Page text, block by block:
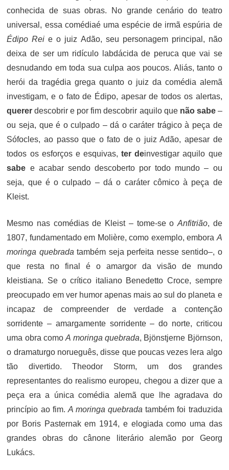
conhecida de suas obras. No grande cenário do teatro
universal, essa comédiaé uma espécie de irmã espúria de
Édipo Rei e o juiz Adão, seu personagem principal, não
deixa de ser um ridículo labdácida de peruca que vai se
desnudando em toda sua culpa aos poucos. Aliás, tanto o
herói da tragédia grega quanto o juiz da comédia alemã
investigam, e o fato de Édipo, apesar de todos os alertas,
querer descobrir e por fim descobrir aquilo que não sabe–
ou seja, que é o culpado – dá o caráter trágico à peça de
Sófocles, ao passo que o fato de o juiz Adão, apesar de
todos os esforços e esquivas,ter deinvestigar aquilo que
sabe e acabar sendo descoberto por todo mundo – ou
seja, que é o culpado – dá o caráter cômico à peça de
Kleist.
Mesmo nas comédias de Kleist – tome-se o Anfitrião, de
1807, fundamentado em Molière, como exemplo, embora A
moringa quebradatambém seja perfeita nesse sentido–, o
que resta no final é o amargor da visão de mundo
kleistiana. Se o crítico italiano Benedetto Croce, sempre
preocupado em ver humor apenas mais ao sul do planeta e
incapaz de compreender de verdade a contenção
sorridente – amargamente sorridente – do norte, criticou
uma obra comoA moringa quebrada, Bjönstjerne Björnson,
o dramaturgo norueguês, disse que poucas vezes lera algo
tão divertido. Theodor Storm, um dos grandes
representantes do realismo europeu, chegou a dizer que a
peça era a única comédia alemã que lhe agradava do
princípio ao fim. A moringa quebrada também foi traduzida
por Boris Pasternak em 1914, e elogiada como uma das
grandes obras do cânone literário alemão por Georg
Lukács.